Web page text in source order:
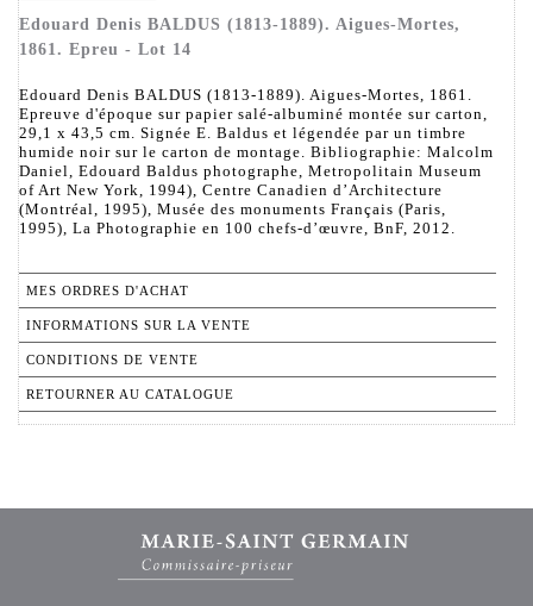
Edouard Denis BALDUS (1813-1889). Aigues-Mortes,
1861. Epreu - Lot 14
Edouard Denis BALDUS (1813-1889). Aigues-Mortes, 1861.
Epreuve d'époque sur papier salé-albuminé montée sur carton,
29,1 x 43,5 cm. Signée E. Baldus et légendée par un timbre
humide noir sur le carton de montage. Bibliographie: Malcolm
Daniel, Edouard Baldus photographe, Metropolitain Museum
of Art New York, 1994), Centre Canadien d’Architecture
(Montréal, 1995), Musée des monuments Français (Paris,
1995), La Photographie en 100 chefs-d’œuvre, BnF, 2012.
MES ORDRES D'ACHAT
INFORMATIONS SUR LA VENTE
CONDITIONS DE VENTE
RETOURNER AU CATALOGUE